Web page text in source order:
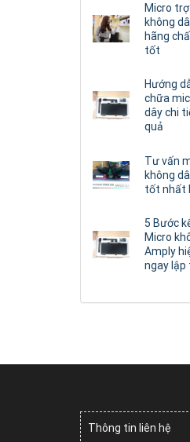
Micro
không
hãng
tốt
Hướng
chữa
dây chi
quả
Tư vấn
không
tốt nhất
5 Bước
Micro
Amply
ngay lập
Thông tin liên hệ